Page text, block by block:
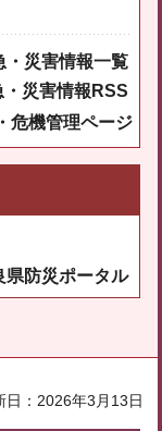
・災害情報一覧
・災害情報RSS
危機管理ページ
県防災ポータル
日：2026年3月13日